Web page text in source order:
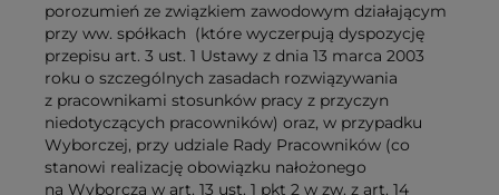
porozumień ze związkiem zawodowym działającym
przy ww. spółkach (które wyczerpują dyspozycję
przepisu art. 3 ust. 1 Ustawy z dnia 13 marca 2003
roku o szczególnych zasadach rozwiązywania
z pracownikami stosunków pracy z przyczyn
niedotyczących pracowników) oraz, w przypadku
Wyborczej, przy udziale Rady Pracowników (co
stanowi realizację obowiązku nałożonego
na Wyborczą w art. 13 ust. 1 pkt 2 w zw. z art. 14